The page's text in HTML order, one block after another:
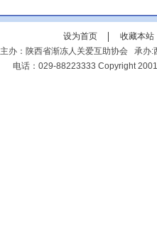
设为首页
收藏本站
主办：陕西省渐冻人关爱互助协会 承
电话：029-88223333 Copyright